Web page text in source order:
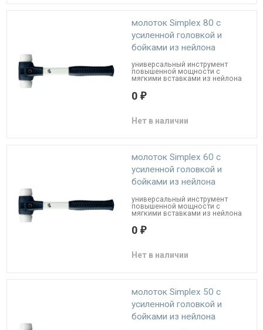
молоток Simplex 80 с
усиленной головкой и
бойками из нейлона
универсальный инструмент
повышенной мощности с
мягкими вставками из нейлона
0 ₽
Нет в наличии
молоток Simplex 60 с
усиленной головкой и
бойками из нейлона
универсальный инструмент
повышенной мощности с
мягкими вставками из нейлона
0 ₽
Нет в наличии
молоток Simplex 50 с
усиленной головкой и
бойками из нейлона